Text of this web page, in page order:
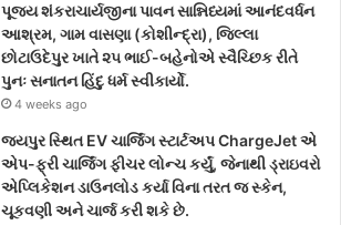
પૂજ્ય શંકરાચાર્યજીના પાવન સાન્નિધ્યમાં આનંદવર્ધન
આશ્રમ, ગામ વાસણા (કોશીન્દ્રા), જિલ્લા
છોટાઉદેપુર ખાતે ૨૫ ભાઈ-બહેનોએ સ્વૈચ્છિક રીતે
પુનઃ સનાતન હિંદુ ધર્મ સ્વીકાર્યો.
4 weeks ago
જયપુર સ્થિત EV ચાર્જિંગ સ્ટાર્ટઅપ ChargeJet એ
એપ-ફ્રી ચાર્જિંગ ફીચર લોન્ચ કર્યું, જેનાથી ડ્રાઇવરો
એપ્લિકેશન ડાઉનલોડ કર્યા વિના તરત જ સ્કેન,
ચૂકવણી અને ચાર્જ કરી શકે છે.